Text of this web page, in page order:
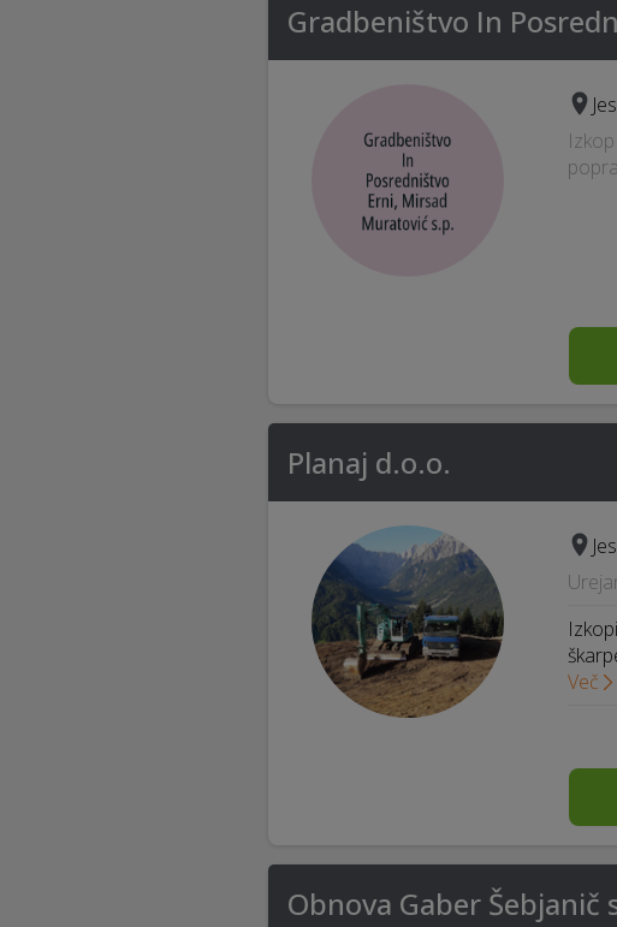
Gradbeništvo In
Planaj d.o.o.
Več
Obnova Gaber Šebjanič